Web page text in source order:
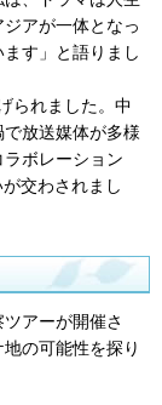
アが一体となっ
す」と語りまし
られました。中
放送媒体が多様
ボレーション
交わされまし
アーが開催さ
の可能性を探り